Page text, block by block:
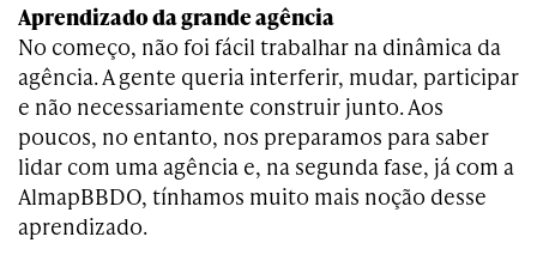
Aprendizado da grande agência
No começo, não foi fácil trabalhar na dinâmica da
agência. A gente queria interferir, mudar, participar
e não necessariamente construir junto. Aos
poucos, no entanto, nos preparamos para saber
lidar com uma agência e, na segunda fase, já com a
AlmapBBDO, tínhamos muito mais noção desse
aprendizado.